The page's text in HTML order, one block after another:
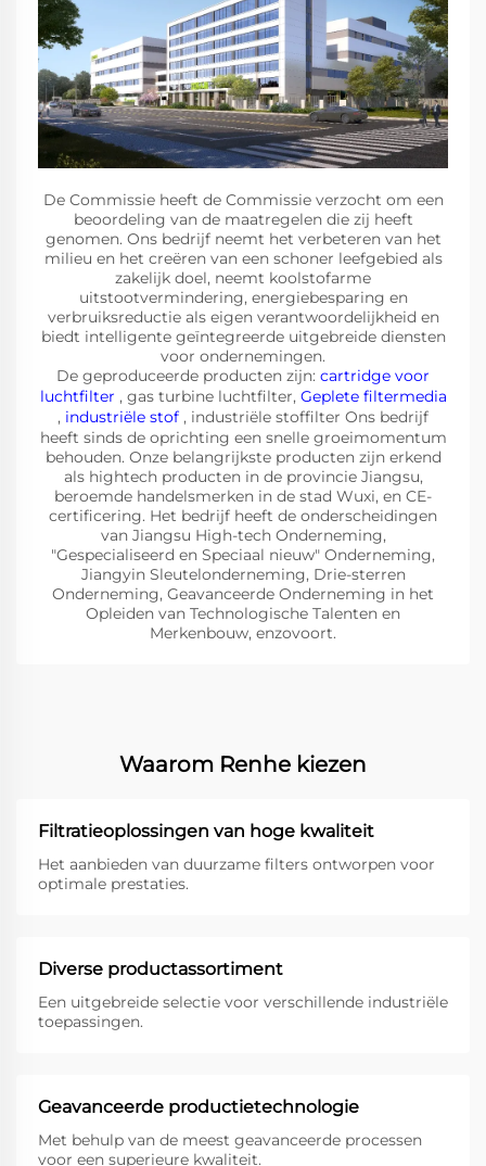
De Commissie heeft de Commissie verzocht om een
beoordeling van de maatregelen die zij heeft
genomen. Ons bedrijf neemt het verbeteren van het
milieu en het creëren van een schoner leefgebied als
zakelijk doel, neemt koolstofarme
uitstootvermindering, energiebesparing en
verbruiksreductie als eigen verantwoordelijkheid en
biedt intelligente geïntegreerde uitgebreide diensten
voor ondernemingen.
De geproduceerde producten zijn: cartridge voor
luchtfilter , gas turbine luchtfilter, Geplete filtermedia
, industriële stof , industriële stoffilter Ons bedrijf
heeft sinds de oprichting een snelle groeimomentum
behouden. Onze belangrijkste producten zijn erkend
als hightech producten in de provincie Jiangsu,
beroemde handelsmerken in de stad Wuxi, en CE-
certificering. Het bedrijf heeft de onderscheidingen
van Jiangsu High-tech Onderneming,
"Gespecialiseerd en Speciaal nieuw" Onderneming,
Jiangyin Sleutelonderneming, Drie-sterren
Onderneming, Geavanceerde Onderneming in het
Opleiden van Technologische Talenten en
Merkenbouw, enzovoort.
Waarom Renhe kiezen
Filtratieoplossingen van hoge kwaliteit
Het aanbieden van duurzame filters ontworpen voor
optimale prestaties.
Diverse productassortiment
Een uitgebreide selectie voor verschillende industriële
toepassingen.
Geavanceerde productietechnologie
Met behulp van de meest geavanceerde processen
voor een superieure kwaliteit.